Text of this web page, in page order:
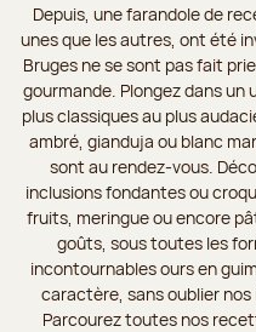
Depuis, une farandole de
unes que les autres, ont été
Bruges ne se sont pas fait
gourmande. Plongez dans un
plus classiques au plus
ambré, gianduja ou blanc
sont au rendez-vous.
inclusions fondantes ou
fruits, meringue ou encore
goûts, sous toutes les
incontournables ours en
caractère, sans oublier
Parcourez toutes nos